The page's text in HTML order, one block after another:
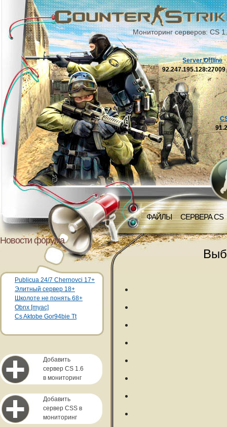
Мониторинг серверов: CS
ФАЙЛЫ СЕРВЕРА CS
Server Offline
92.247.195.128:27009
Новости форума
Publicua 24/7 Chernovci 17+
Элитный сервер 18+
Школоте не понять 68+
Obnx [myac]
Cs Aktobe Gor94bie Tt
Добавить
сервер CS 1.6
в мониторинг
Добавить
сервер CSS в
мониторинг